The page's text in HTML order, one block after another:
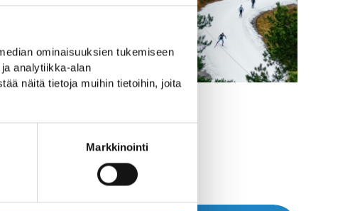
ominaisuuksien tukemiseen
analytiikka-alan
näitä tietoja muihin tietoihin, joita
Markkinointi